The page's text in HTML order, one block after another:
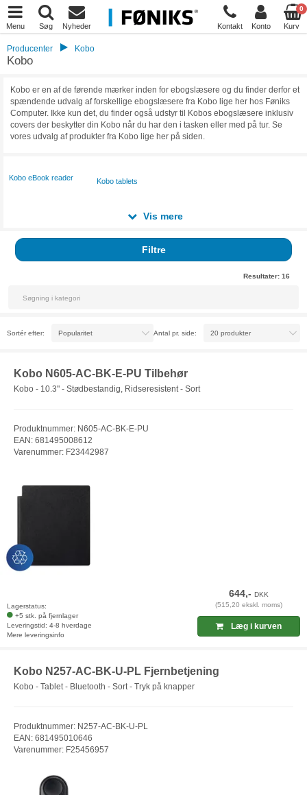
Menu Søg Nyheder Kontakt Konto
0
Kurv
Producenter Kobo
Kobo
Kobo er en af de førende mærker inden for ebogslæsere og du finder derfor et
spændende udvalg af forskellige ebogslæsere fra Kobo lige her hos Føniks
Computer. Ikke kun det, du finder også udstyr til Kobos ebogslæsere inklusiv
covers der beskytter din Kobo når du har den i tasken eller med på tur. Se
vores udvalg af produkter fra Kobo lige her på siden.
Kobo eBook reader Kobo tablets
Vis mere
Filtre
Resultater: 16
Sortér efter: Antal pr. side:
Kobo N605-AC-BK-E-PU Tilbehør
Kobo - 10.3" - Stødbestandig, Ridseresistent - Sort
Produktnummer: N605-AC-BK-E-PU
EAN: 681495008612
Varenummer: F23442987
Lagerstatus:
+5 stk. på fjernlager
Leveringstid: 4-8 hverdage
Mere leveringsinfo
644,-DKK
(515,20 ekskl. moms)
Læg i kurven
Kobo N257-AC-BK-U-PL Fjernbetjening
Kobo - Tablet - Bluetooth - Sort - Tryk på knapper
Produktnummer: N257-AC-BK-U-PL
EAN: 681495010646
Varenummer: F25456957